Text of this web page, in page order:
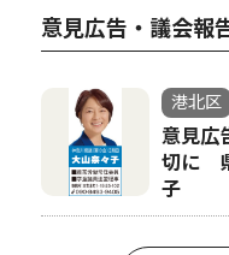
意見広告・議会報
港北区
意見広
切に
子